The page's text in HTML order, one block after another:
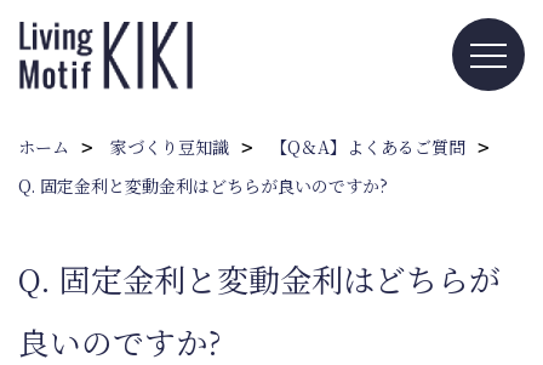
ホーム 家づくり豆知識
【Q＆A】よくあるご質問
Q. 固定金利と変動金利はどちらが良いのですか?
Q. 固定金利と変動金利はどちらが
良いのですか?